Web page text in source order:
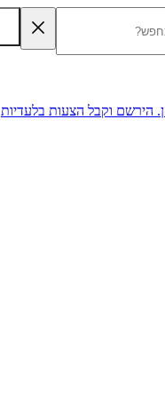
הירשם וקבל הצעות בלעדיות